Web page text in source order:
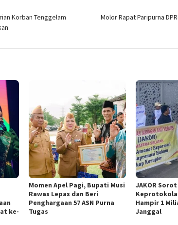
Korban Tenggelam
Molor Rapat Paripurna
ke-
Momen Apel Pagi, Bupati Musi
Rawas Lepas dan Beri
Penghargaan 57 ASN Purna
Tugas
JAKOR
Hampir 1
Janggal